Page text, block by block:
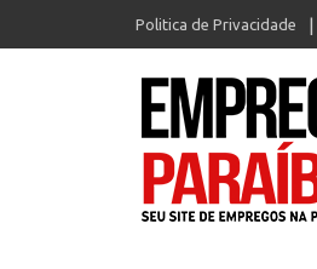
Politica de Privacidade